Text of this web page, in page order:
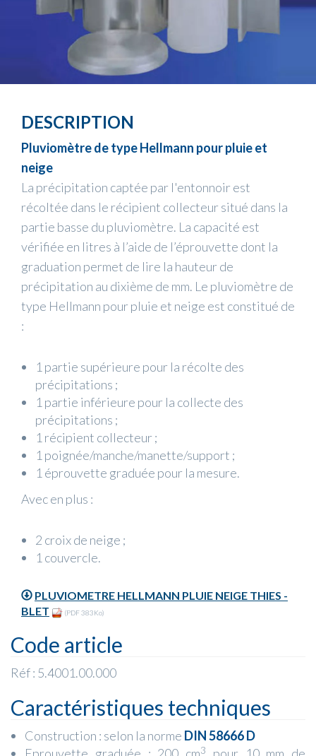
DESCRIPTION
Pluviomètre de type Hellmann pour pluie et
neige
La précipitation captée par l'entonnoir est
récoltée dans le récipient collecteur situé dans la
partie basse du pluviomètre. La capacité est
vérifiée en litres à l’aide de l’éprouvette dont la
graduation permet de lire la hauteur de
précipitation au dixième de mm. Le pluviomètre de
type Hellmann ​pour pluie et neige est constitué de
:
1 partie supérieure pour la récolte des
précipitations ;
1 partie inférieure pour la collecte des
précipitations ;
1 récipient collecteur ;
1 poignée/manche/manette/support ;
1 éprouvette graduée pour la mesure.
Avec en plus :
2 croix de neige ;
1 couvercle.
PLUVIOMETRE HELLMANN PLUIE NEIGE THIES -
BLET
(PDF 383Ko)
Code article
Réf : 5.4001.00.000
Caractéristiques techniques
Construction : selon la norme DIN 58666 D
3